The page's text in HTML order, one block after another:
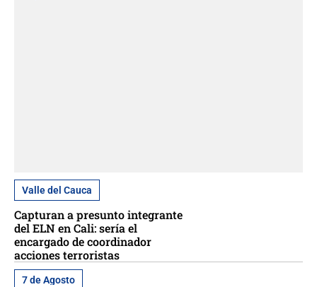
Valle del Cauca
Capturan a presunto integrante
del ELN en Cali: sería el
encargado de coordinador
acciones terroristas
7 de Agosto